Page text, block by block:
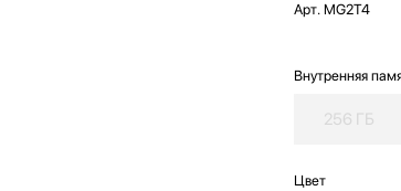
Арт.MG2T4
Внутренняя
256 ГБ
Цвет